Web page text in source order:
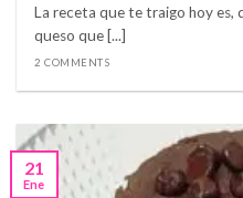
La receta que te traigo hoy es,
queso que [...]
2 COMMENTS
21
Ene